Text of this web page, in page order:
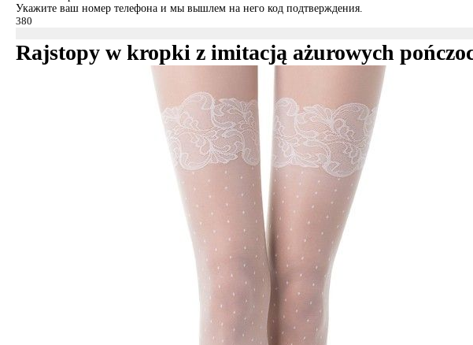
Укажите ваш номер телефона и мы вышлем на него код подтверждения.
Rajstopy w kropki z imitacją ażurowych